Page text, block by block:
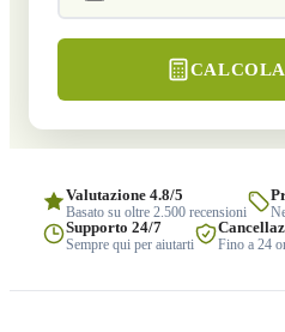
Valutazione 4.8/5
Basato su oltre 2.500 recensioni
Supporto 24/7
Sempre qui per aiutarti Fino a 24